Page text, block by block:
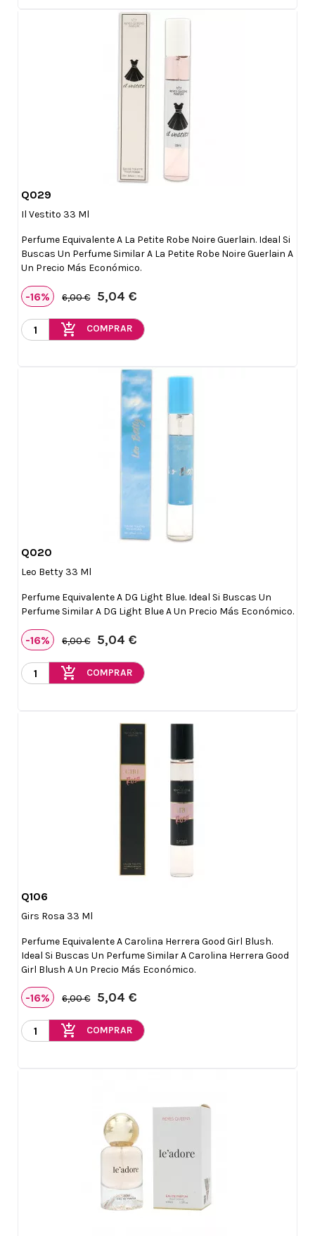
Q029
Il Vestito 33 Ml
Perfume Equivalente A La Petite Robe Noire Guerlain. Ideal Si
Buscas Un Perfume Similar A La Petite Robe Noire Guerlain A
Un Precio Más Económico.
-16% 6,00 € 5,04 €
add_shopping_cart COMPRAR
Q020
Leo Betty 33 Ml
Perfume Equivalente A DG Light Blue. Ideal Si Buscas Un
Perfume Similar A DG Light Blue A Un Precio Más Económico.
-16% 6,00 € 5,04 €
add_shopping_cart COMPRAR
Q106
Girs Rosa 33 Ml
Perfume Equivalente A Carolina Herrera Good Girl Blush.
Ideal Si Buscas Un Perfume Similar A Carolina Herrera Good
Girl Blush A Un Precio Más Económico.
-16% 6,00 € 5,04 €
add_shopping_cart COMPRAR